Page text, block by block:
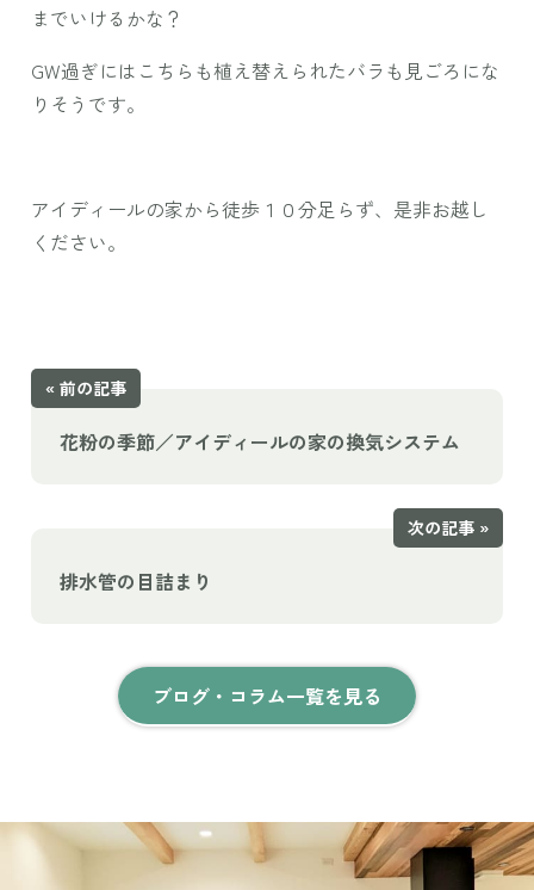
までいけるかな？
GW過ぎにはこちらも植え替えられたバラも見ごろにな
りそうです。
アイディールの家から徒歩１０分足らず、是非お越し
ください。
« 前の記事
花粉の季節／アイディールの家の換気システム
次の記事 »
排水管の目詰まり
ブログ・コラム一覧を見る